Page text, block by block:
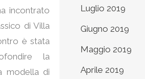
incontrato
di Villa
è stata
la
modella di
Luglio 2019
Giugno 2019
Maggio 2019
Aprile 2019